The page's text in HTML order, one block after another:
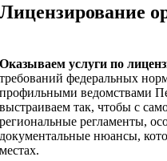
Лицензирование
Оказываем услуги по
требований федеральных
профильными ведомствами
выстраиваем так, чтобы с
региональные регламенты,
документальные нюансы,
местах.